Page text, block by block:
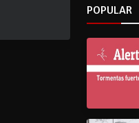
POPULAR